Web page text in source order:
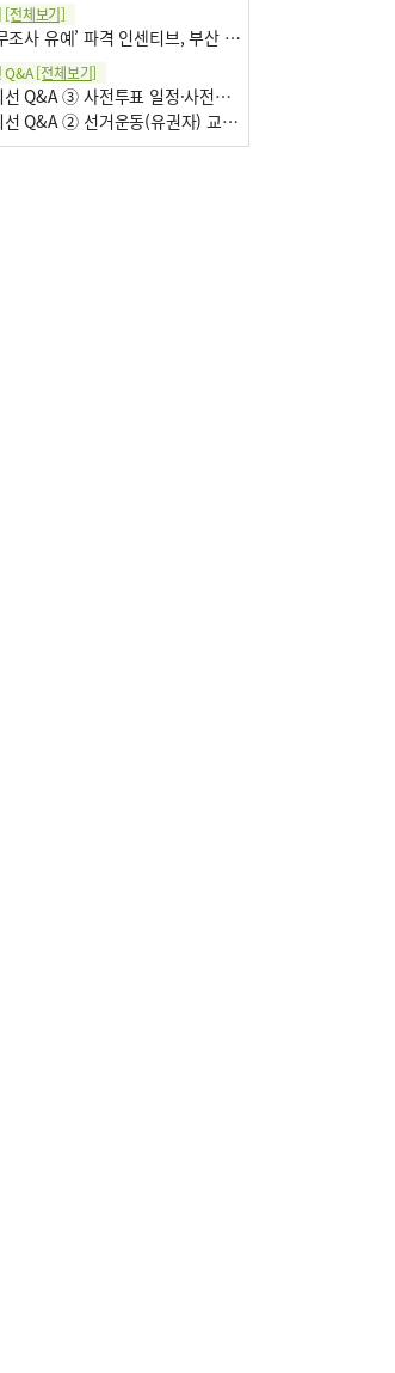
[전체보기]
‘장수기업 세무조사 유예’ 파격 인센티브, 부산 유출 막을까
Q&A[전체보기]
부산선관위 지선 Q&A ③ 사전투표 일정·사전투표함 보관
부산선관위 지선 Q&A ② 선거운동(유권자) 교육감투표용지